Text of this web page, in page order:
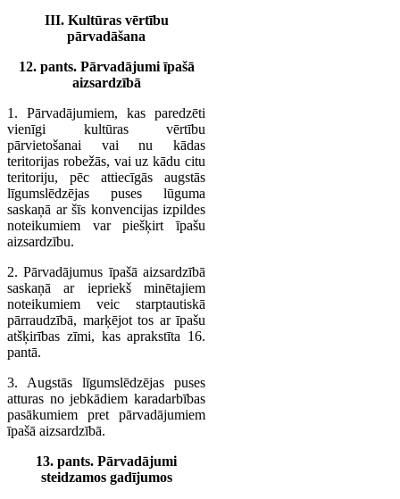
III. Kultūras vērtību
pārvadāšana
12. pants. Pārvadājumi īpašā
aizsardzībā
1. Pārvadājumiem, kas paredzēti
vienīgi kultūras vērtību
pārvietošanai vai nu kādas
teritorijas robežās, vai uz kādu citu
teritoriju, pēc attiecīgās augstās
līgumslēdzējas puses lūguma
saskaņā ar šīs konvencijas izpildes
noteikumiem var piešķirt īpašu
aizsardzību.
2. Pārvadājumus īpašā aizsardzībā
saskaņā ar iepriekš minētajiem
noteikumiem veic starptautiskā
pārraudzībā, marķējot tos ar īpašu
atšķirības zīmi, kas aprakstīta 16.
pantā.
3. Augstās līgumslēdzējas puses
atturas no jebkādiem karadarbības
pasākumiem pret pārvadājumiem
īpašā aizsardzībā.
13. pants. Pārvadājumi
steidzamos gadījumos